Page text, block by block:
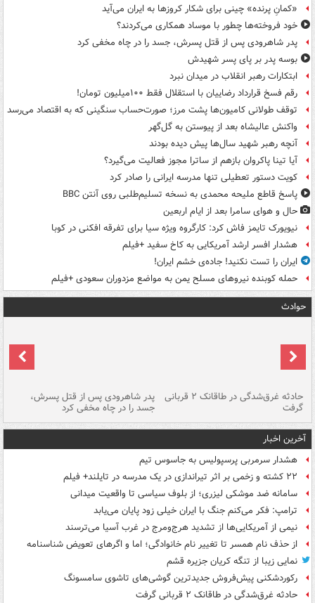
«کمانِ پرنده» چینی برای شکار کروزها به ایران می‌آید
خود فروخته‌ها چطور با موساد همکاری می‌کردند؟
پدر شاهرودی پس از قتل پسرش، جسد را در چاه مخفی کرد
بوسه‌ پدر بر پای پسر شهیدش
ابتکارات رهبر انقلاب در میدان نبرد
رقم فسخ قرارداد رضاییان با استقلال فقط ۱۰۰میلیون تومان!
توقف طولانی کامیون‌ها پشت مرز؛ صورت‌حساب سنگینی که به اقتصاد می‌رسد
واکنش عالیشاه بعد از پیوستن به گل‌گهر
آنچه رهبر شهید سال‌ها پیش دیده بودند
آیا تینا پاکروان بازهم از ساترا مجوز فعالیت می‌گیرد؟
کویت دستور تعطیلی تنها مدرسه ایرانی را صادر کرد
پاسخ قاطع ملیحه محمدی به نسخه تسلیم‌طلبی روی آنتن BBC
حال و هوای سامرا بعد از ایام اربعین
نیویورک تایمز فاش کرد: کارگروه ویژه سیا برای تفرقه افکنی در کوبا
هشدار افسر ارشد آمریکایی به کاخ سفید +فیلم
ایران را تست نکنید! جاده‌ی خشم ایران!
حمله کوبنده نیروهای مسلح یمن به مواضع مزدوران سعودی +فیلم
حوادث
حادثه غرق‌شدگی در طاقانک ۲ قربانی
گرفت
پدر شاهرودی پس از قتل پسرش،
جسد را در چاه مخفی کرد
آخرین اخبار
هشدار سرمربی پرسپولیس به جاسوس تیم
۲۲ کشته و زخمی بر اثر تیراندازی در یک مدرسه در تایلند+ فیلم
سامانه ضد موشکی لیزری؛ از بلوف سیاسی تا واقعیت میدانی
ترامپ: فکر می‌کنم جنگ با ایران خیلی زود پایان می‌یابد
نیمی از آمریکایی‌ها از تشدید هرج‌ومرج در غرب آسیا می‌ترسند
از حذف نام همسر تا تغییر نام خانوادگی؛ اما و اگرهای تعویض شناسنامه
نمایی زیبا از تنگه کریان جزیره قشم
رکوردشکنی پیش‌فروش جدیدترین گوشی‌های تاشوی سامسونگ
حادثه غرق‌شدگی در طاقانک ۲ قربانی گرفت